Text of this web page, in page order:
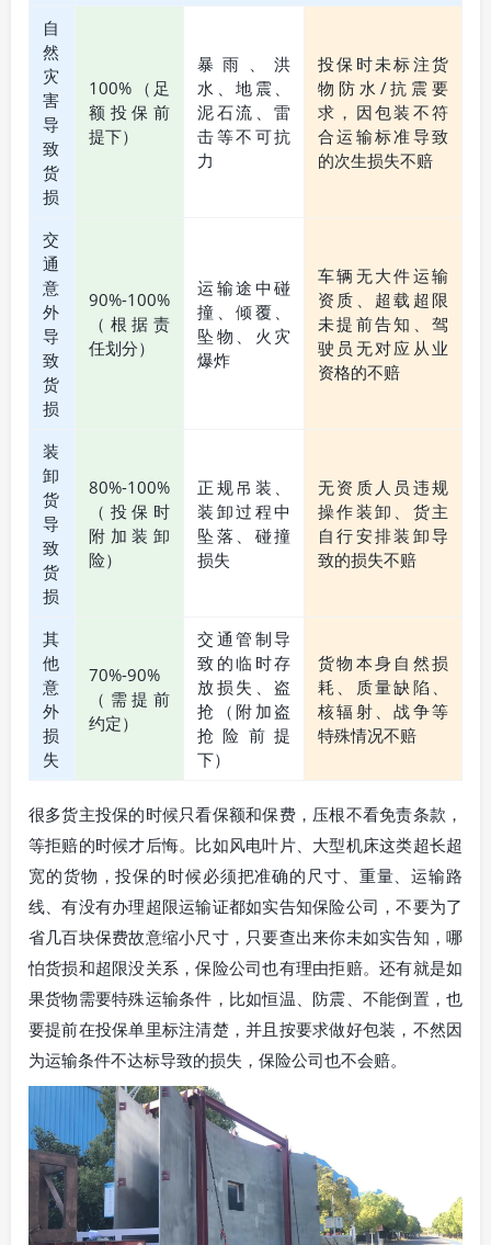
自
然
灾
害
导
致
货
损
100%（足
额投保前
提下）
暴雨、洪
水、地震、
泥石流、雷
击等不可抗
力
投保时未标注货
物防水/抗震要
求，因包装不符
合运输标准导致
的次生损失不赔
交
通
意
外
导
致
货
损
90%-100%
（根据责
任划分）
运输途中碰
撞、倾覆、
坠物、火灾
爆炸
车辆无大件运输
资质、超载超限
未提前告知、驾
驶员无对应从业
资格的不赔
装
卸
货
导
致
货
损
80%-100%
（投保时
附加装卸
险）
正规吊装、
装卸过程中
坠落、碰撞
损失
无资质人员违规
操作装卸、货主
自行安排装卸导
致的损失不赔
其
他
意
外
损
失
70%-90%
（需提前
约定）
交通管制导
致的临时存
放损失、盗
抢（附加盗
抢险前提
下）
货物本身自然损
耗、质量缺陷、
核辐射、战争等
特殊情况不赔
很多货主投保的时候只看保额和保费，压根不看免责条款，
等拒赔的时候才后悔。比如风电叶片、大型机床这类超长超
宽的货物，投保的时候必须把准确的尺寸、重量、运输路
线、有没有办理超限运输证都如实告知保险公司，不要为了
省几百块保费故意缩小尺寸，只要查出来你未如实告知，哪
怕货损和超限没关系，保险公司也有理由拒赔。还有就是如
果货物需要特殊运输条件，比如恒温、防震、不能倒置，也
要提前在投保单里标注清楚，并且按要求做好包装，不然因
为运输条件不达标导致的损失，保险公司也不会赔。